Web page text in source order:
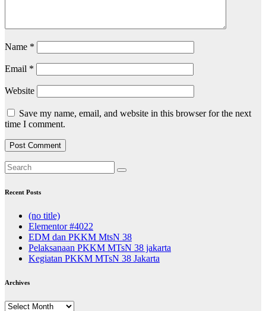
Name *
Email *
Website
Save my name, email, and website in this browser for the next
time I comment.
Recent Posts
(no title)
Elementor #4022
EDM dan PKKM MtsN 38
Pelaksanaan PKKM MTsN 38 jakarta
Kegiatan PKKM MTsN 38 Jakarta
Archives
Archives